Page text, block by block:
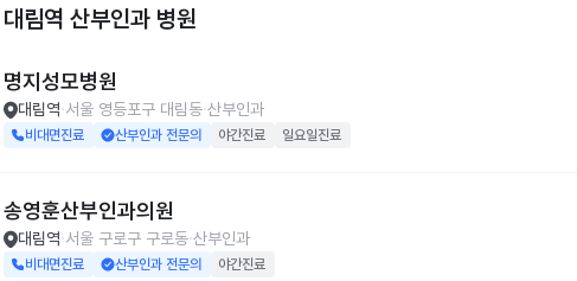
대림역 산부인과 병원
명지성모병원
대림역 서울 영등포구 대림동 산부인과
비대면진료 산부인과 전문의 야간진료 일요일진료
송영훈산부인과의원
대림역 서울 구로구 구로동 산부인과
비대면진료 산부인과 전문의 야간진료